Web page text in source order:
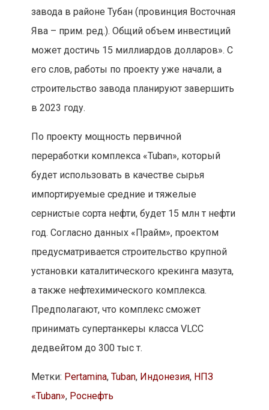
завода в районе Тубан (провинция Восточная
Ява – прим. ред.). Общий объем инвестиций
может достичь 15 миллиардов долларов». С
его слов, работы по проекту уже начали, а
строительство завода планируют завершить
в 2023 году.
По проекту мощность первичной
переработки комплекса «Tuban», который
будет использовать в качестве сырья
импортируемые средние и тяжелые
сернистые сорта нефти, будет 15 млн т нефти
год. Согласно данных «Прайм», проектом
предусматривается строительство крупной
установки каталитического крекинга мазута,
а также нефтехимического комплекса.
Предполагают, что комплекс сможет
принимать супертанкеры класса VLCC
дедвейтом до 300 тыс т.
Метки: Pertamina, Tuban, Индонезия, НПЗ
«Tuban», Роснефть